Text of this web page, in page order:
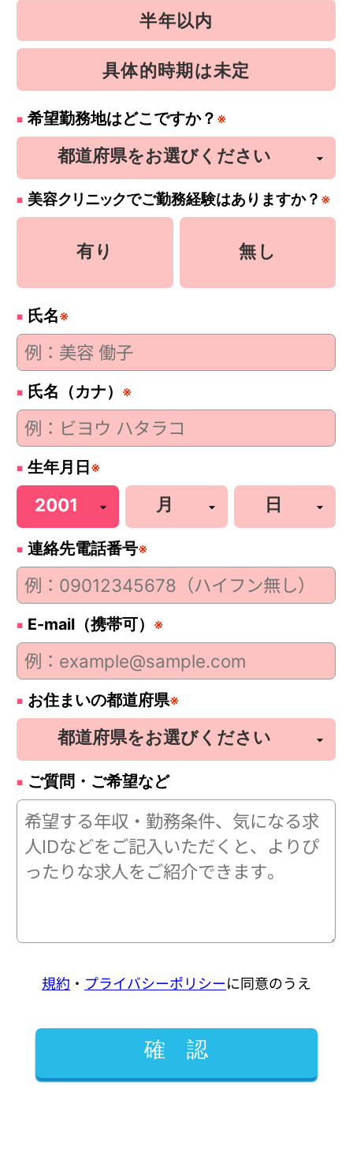
半年以内
具体的時期は未定
希望勤務地はどこですか？ ※
美容クリニックでご勤務経験はありますか？ ※
有り 無し
氏名※
氏名（カナ） ※
生年月日 ※
連絡先電話番号※
E-mail（携帯可） ※
お住まいの都道府県※
ご質問・ご希望など
規約 ・ プライバシーポリシーに同意のうえ